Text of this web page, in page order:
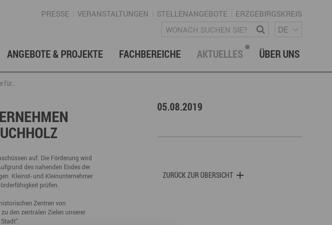
PRESSE VERANSTALTUNGEN STELLENANGEBOTE ERZGEBIRGSKREIS
Wonach suchen Sie? DE
– Immobilien
Nachfolge
ANGEBOTE & PROJEKTE FACHBEREICHE
für Lehrer
Regionale Koordination
Strategie
AKTUELLES ÜBER UNS
für...
auf. Die Förderung wird
des nahenden Endes der
Kleinst- und Kleinunternehmer
prüfen.
Zentren von
den zentralen Zielen unserer
05.08.2019
ZURÜCK ZUR ÜBERSICHT